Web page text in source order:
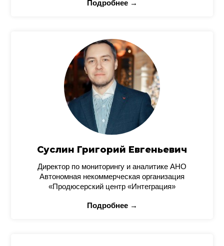
Подробнее →
Суслин Григорий Евгеньевич
Директор по мониторингу и аналитике АНО
Автономная некоммерческая организация
«Продюсерский центр «Интеграция»
Подробнее →